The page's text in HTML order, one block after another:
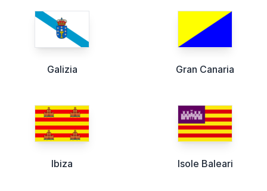
Galizia Gran Canaria
Ibiza Isole Baleari